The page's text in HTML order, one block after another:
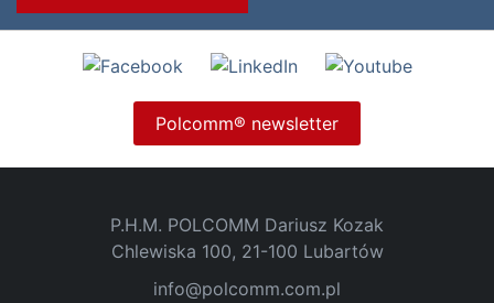
Polcomm® newsletter
P.H.M. POLCOMM Dariusz Kozak
Chlewiska 100, 21-100 Lubartów
info@polcomm.com.pl